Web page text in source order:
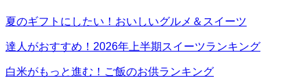
夏のギフトにしたい！おいしいグルメ＆スイーツ
達人がおすすめ！2026年上半期スイーツランキング
白米がもっと進む！ご飯のお供ランキング